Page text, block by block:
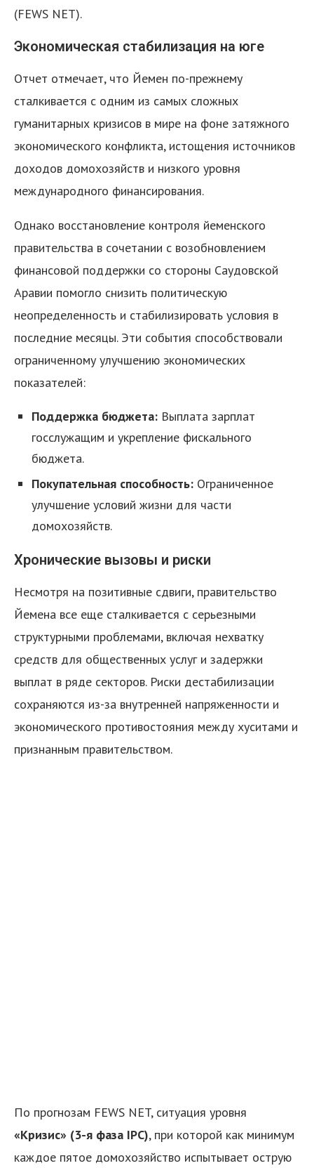
(FEWS NET).
Экономическая стабилизация на юге
Отчет отмечает, что Йемен по-прежнему
сталкивается с одним из самых сложных
гуманитарных кризисов в мире на фоне затяжного
экономического конфликта, истощения источников
доходов домохозяйств и низкого уровня
международного финансирования.
Однако восстановление контроля йеменского
правительства в сочетании с возобновлением
финансовой поддержки со стороны Саудовской
Аравии помогло снизить политическую
неопределенность и стабилизировать условия в
последние месяцы. Эти события способствовали
ограниченному улучшению экономических
показателей:
Поддержка бюджета: Выплата зарплат
госслужащим и укрепление фискального
бюджета.
Покупательная способность: Ограниченное
улучшение условий жизни для части
домохозяйств.
Хронические вызовы и риски
Несмотря на позитивные сдвиги, правительство
Йемена все еще сталкивается с серьезными
структурными проблемами, включая нехватку
средств для общественных услуг и задержки
выплат в ряде секторов. Риски дестабилизации
сохраняются из-за внутренней напряженности и
экономического противостояния между хуситами и
признанным правительством.
По прогнозам FEWS NET, ситуация уровня
«Кризис» (3-я фаза IPC), при которой как минимум
каждое пятое домохозяйство испытывает острую